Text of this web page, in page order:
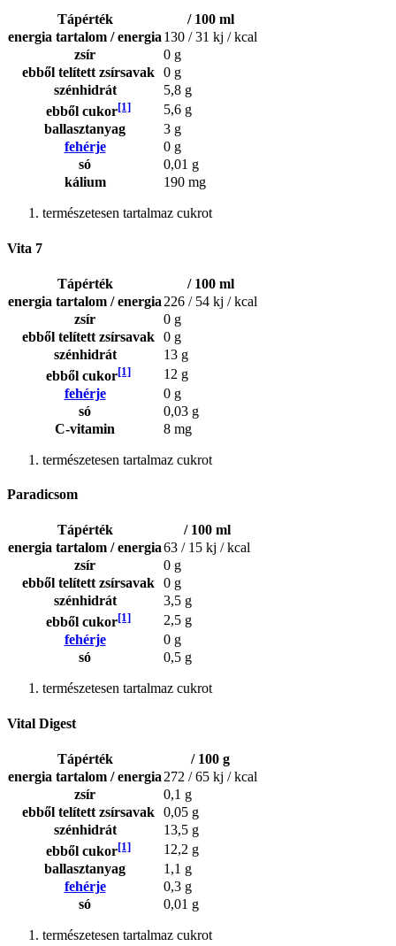
Tápérték
/ 100 ml
energia tartalom / energia 130 / 31 kj / kcal
zsír
0 g
ebből telített zsírsavak 0 g
szénhidrát
5,8 g
ebből cukor[1]
5,6 g
ballasztanyag
3 g
fehérje
0 g
só
0,01 g
kálium
190 mg
természetesen tartalmaz cukrot
Vita 7
Tápérték
/ 100 ml
energia tartalom / energia 226 / 54 kj / kcal
zsír
0 g
ebből telített zsírsavak 0 g
szénhidrát
13 g
ebből cukor[1]
12 g
fehérje
0 g
só
0,03 g
C-vitamin
8 mg
természetesen tartalmaz cukrot
Paradicsom
Tápérték
/ 100 ml
energia tartalom / energia63 / 15 kj / kcal
zsír
0 g
ebből telített zsírsavak 0 g
szénhidrát
3,5 g
ebből cukor[1]
2,5 g
fehérje
0 g
só
0,5 g
természetesen tartalmaz cukrot
Vital Digest
Tápérték
/ 100 g
energia tartalom / energia 272 / 65 kj / kcal
zsír
0,1 g
ebből telített zsírsavak 0,05 g
szénhidrát
13,5 g
ebből cukor[1]
12,2 g
ballasztanyag
1,1 g
fehérje
0,3 g
só
0,01 g
természetesen tartalmaz cukrot